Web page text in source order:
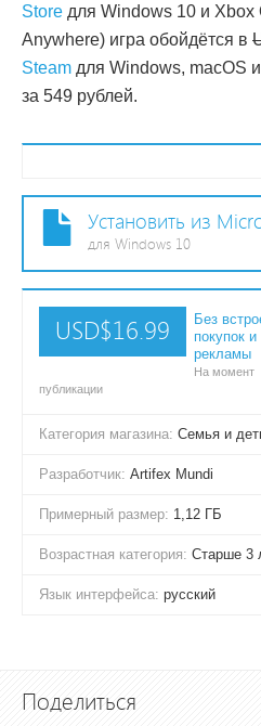
Store для Windows 10 и Xbox
Anywhere) игра обойдётся в
Steam для Windows, macOS
за 549 pублей.
Установить из
для Windows 10
USD$16.99
Без
покупок и
рекламы
На момент
публикации
Категория магазина: Семья и
Разработчик: Artifex Mundi
Примерный размер: 1,12 ГБ
Возрастная категория: Старше 3
Язык интерфейса: русский
Поделиться